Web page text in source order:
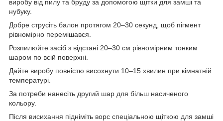
виробу від пилу та бруду за допомогою щітки для замші та
нубуку.
Добре струсіть балон протягом 20–30 секунд, щоб пігмент
рівномірно перемішався.
Розпилюйте засіб з відстані 20–30 см рівномірним тонким
шаром по всій поверхні.
Дайте виробу повністю висохнути 10–15 хвилин при кімнатній
температурі.
За потреби нанесіть другий шар для більш насиченого
кольору.
Після висихання підніміть ворс спеціальною щіткою для замші